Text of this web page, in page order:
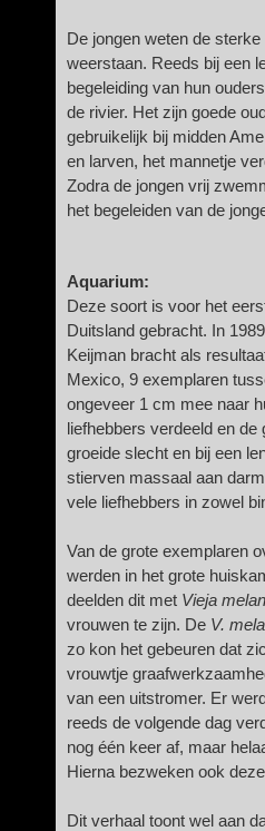
De jongen weten de
weerstaan. Reeds bij een
begeleiding van hun
de rivier. Het zijn goede
gebruikelijk bij midden
en larven, het mannetje
Zodra de jongen vrij
het begeleiden van de
Aquarium:
Deze soort is voor het
Duitsland gebracht. In
Keijman bracht als
Mexico, 9 exemplaren
ongeveer 1 cm mee naar
liefhebbers verdeeld en
groeide slecht en bij een
stierven massaal aan
vele liefhebbers in zowel
Van de grote exemplaren
werden in het grote
deelden dit met Vieja
vrouwen te zijn. De V.
zo kon het gebeuren dat
vrouwtje
van een uitstromer. Er
reeds de volgende dag
nog één keer af, maar
Hierna bezweken ook
Dit verhaal toont wel aan